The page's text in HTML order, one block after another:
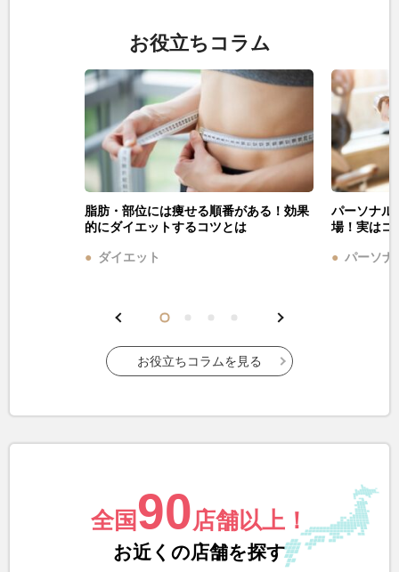
お役立ちコラム
脂肪・部位には痩せる順番がある！効果
的にダイエットするコツとは
ダイエット
パーソナル
場！実はコ
パーソナ
お役立ちコラムを見る
全国 90店舗以上！
お近くの店舗を探す